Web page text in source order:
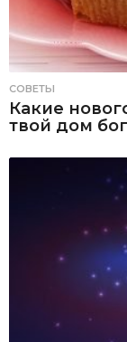
СОВЕТЫ
Какие
твой дом